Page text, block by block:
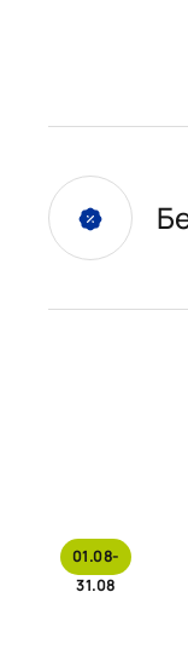
01.08-
31.08